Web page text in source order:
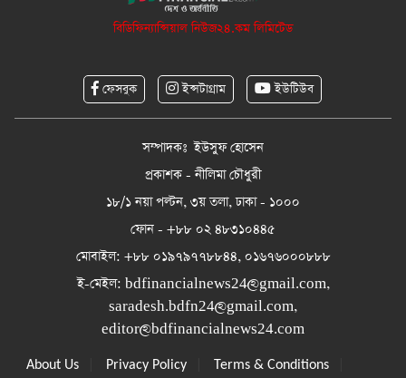
বিডিফিন্যান্সিয়াল নিউজ২৪.কম লিমিটেড
ফেসবুক ইন্সটাগ্রাম ইউটিউব
সম্পাদকঃ ইউসুফ হোসেন
প্রকাশক - নীলিমা চৌধুরী
১৮/১ নয়া পল্টন, ৩য় তলা, ঢাকা - ১০০০
ফোন - +৮৮ ০২ ৪৮৩১০৪৪৫
মোবাইল: +৮৮ ০১৯৭৯৭৭৮৮৪৪, ০১৬৭৬০০০৮৮৮
ই-মেইল: bdfinancialnews24@gmail.com,
saradesh.bdfn24@gmail.com,
editor@bdfinancialnews24.com
About Us Privacy Policy Terms & Conditions